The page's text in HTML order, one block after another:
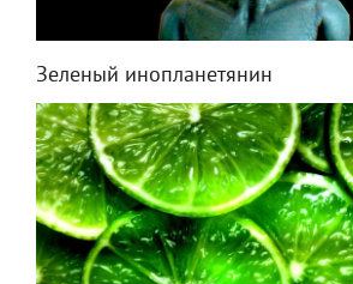
Зеленый инопланетянин